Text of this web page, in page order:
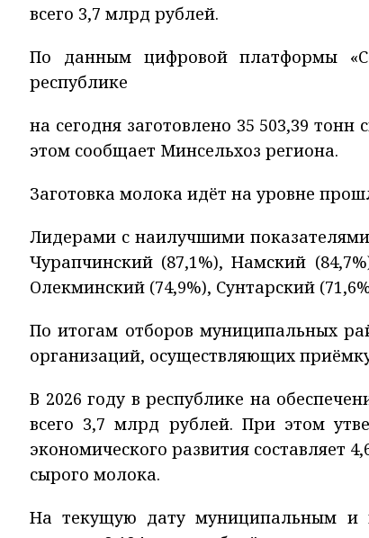
всего 3,7 млрд рублей.
По данным цифровой платформы
республике
на сегодня заготовлено 35 503,39
этом сообщает Минсельхоз региона.
Заготовка молока идёт на уровне
Лидерами с наилучшими
Чурапчинский (87,1%), Намский
Олекминский (74,9%), Сунтарский
По итогам отборов муниципальных
организаций, осуществляющих
В 2026 году в республике на
всего 3,7 млрд рублей. При этом
экономического развития составляет
сырого молока.
На текущую дату муниципальным и